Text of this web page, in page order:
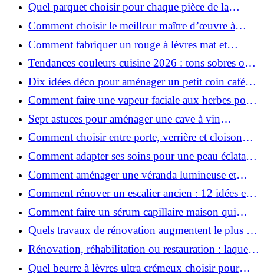
Quel parquet choisir pour chaque pièce de la
maison ?
Comment choisir le meilleur maître d’œuvre à
Grenoble en 2026 ?
Comment fabriquer un rouge à lèvres mat et
hydratant fait maison ?
Tendances couleurs cuisine 2026 : tons sobres ou
colorés, que choisir ?
Dix idées déco pour aménager un petit coin café
chez soi
Comment faire une vapeur faciale aux herbes pour
une peau plus saine et rajeunie ?
Sept astuces pour aménager une cave à vin
naturelle chez soi
Comment choisir entre porte, verrière et cloison
coulissante pour séparer vos pièces ?
Comment adapter ses soins pour une peau éclatante
en hiver ?
Comment aménager une véranda lumineuse et
conviviale : 12 idées déco
Comment rénover un escalier ancien : 12 idées et
astuces faciles pas à pas
Comment faire un sérum capillaire maison qui
stimule réellement la pousse des cheveux ?
Quels travaux de rénovation augmentent le plus la
valeur d'une maison pour la revente ?
Rénovation, réhabilitation ou restauration : laquelle
convient le mieux à mon logement ?
Quel beurre à lèvres ultra crémeux choisir pour